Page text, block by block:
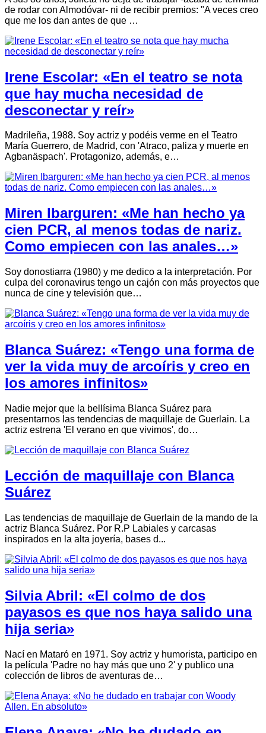
de rodar con Almodóvar- ni de recibir premios: "A veces creo
que me los dan antes de que …
Irene Escolar: «En el teatro se nota
que hay mucha necesidad de
desconectar y reír»
Madrileña, 1988. Soy actriz y podéis verme en el Teatro
María Guerrero, de Madrid, con 'Atraco, paliza y muerte en
Agbanäspach'. Protagonizo, además, e…
Miren Ibarguren: «Me han hecho ya
cien PCR, al menos todas de nariz.
Como empiecen con las anales…»
Soy donostiarra (1980) y me dedico a la interpretación. Por
culpa del coronavirus tengo un cajón con más proyectos que
nunca de cine y televisión que…
Blanca Suárez: «Tengo una forma de
ver la vida muy de arcoíris y creo en
los amores infinitos»
Nadie mejor que la bellísima Blanca Suárez para
presentarnos las tendencias de maquillaje de Guerlain. La
actriz estrena 'El verano en que vivimos', do…
Lección de maquillaje con Blanca
Suárez
Las tendencias de maquillaje de Guerlain de la mando de la
actriz Blanca Suárez. Por R.P Labiales y carcasas
inspirados en la alta joyería, bases d...
Silvia Abril: «El colmo de dos
payasos es que nos haya salido una
hija seria»
Nací en Mataró en 1971. Soy actriz y humorista, participo en
la película 'Padre no hay más que uno 2' y publico una
colección de libros de aventuras de…